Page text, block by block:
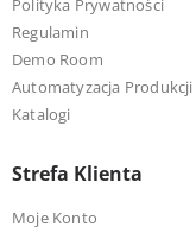
Regulamin
Demo Room
Automatyzacja Produkcji
Katalogi
Strefa Klienta
Moje Konto